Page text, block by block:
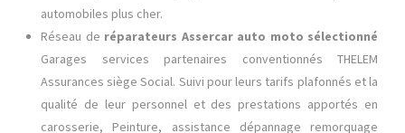
automobiles plus cher.
Réseau de réparateurs Assercar auto moto sélectionné
Garages services partenaires conventionnés THELEM
Assurances siège Social. Suivi pour leurs tarifs plafonnés et la
qualité de leur personnel et des prestations apportés en
carosserie, Peinture, assistance dépannage remorquage